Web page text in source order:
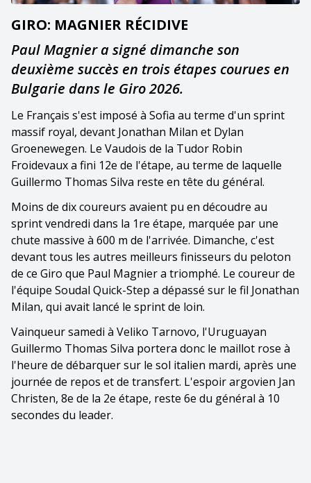
GIRO: MAGNIER RÉCIDIVE
Paul Magnier a signé dimanche son
deuxième succès en trois étapes courues en
Bulgarie dans le Giro 2026.
Le Français s'est imposé à Sofia au terme d'un sprint
massif royal, devant Jonathan Milan et Dylan
Groenewegen. Le Vaudois de la Tudor Robin
Froidevaux a fini 12e de l'étape, au terme de laquelle
Guillermo Thomas Silva reste en tête du général.
Moins de dix coureurs avaient pu en découdre au
sprint vendredi dans la 1re étape, marquée par une
chute massive à 600 m de l'arrivée. Dimanche, c'est
devant tous les autres meilleurs finisseurs du peloton
de ce Giro que Paul Magnier a triomphé. Le coureur de
l'équipe Soudal Quick-Step a dépassé sur le fil Jonathan
Milan, qui avait lancé le sprint de loin.
Vainqueur samedi à Veliko Tarnovo, l'Uruguayan
Guillermo Thomas Silva portera donc le maillot rose à
l'heure de débarquer sur le sol italien mardi, après une
journée de repos et de transfert. L'espoir argovien Jan
Christen, 8e de la 2e étape, reste 6e du général à 10
secondes du leader.